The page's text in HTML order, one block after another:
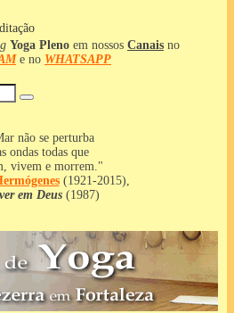
Yoga Pleno em nossos Canais no
e no WHATSAPP
não se perturba
ondas todas que
vivem e morrem."
(1921-2015),
em Deus (1987)